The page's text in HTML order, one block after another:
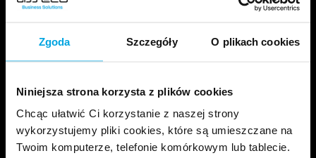
Zgoda Szczegóły O plikach cookies
Niniejsza strona korzysta z plików cookies
Chcąc ułatwić Ci korzystanie z naszej strony
wykorzystujemy pliki cookies, które są umieszczane na
Twoim komputerze, telefonie komórkowym lub tablecie.